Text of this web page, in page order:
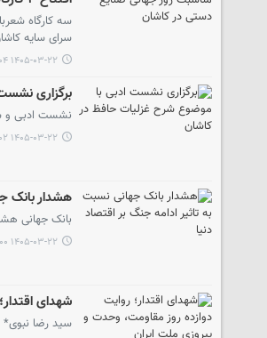
سه کارگاه
سرای سایه
۱۴۰۵-۰۳-۲۲ ۲۲:۰۴
برگزاری
نشست ادبی و
۱۴۰۵-۰۳-۲۲ ۲۲:۰۲
هشدار بانک
بانک جهانی
۱۴۰۵-۰۳-۲۲ ۲۲:۰۰
شهدای
سید رضا نبوی*